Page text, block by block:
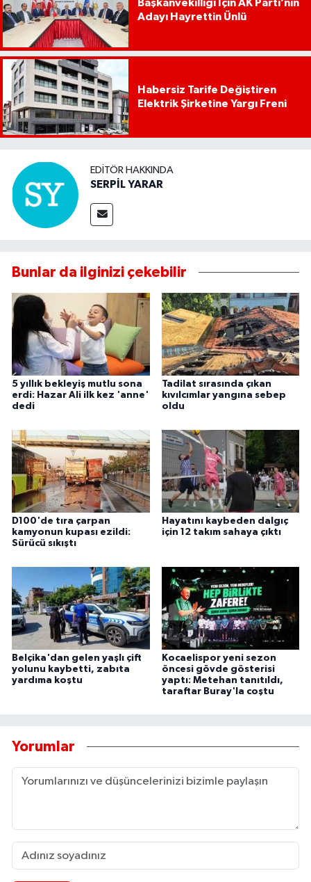
Başkanvekilliği İçin AK Parti’nin
Adayı Hayrettin Ünlü
Habersiz Tarife Değiştiren
Elektrik Şirketine Yargı Freni
EDITÖR HAKKINDA
SERPİL YARAR
Bunlar da ilginizi çekebilir
5 yıllık bekleyiş mutlu sona
erdi: Hazar Ali ilk kez 'anne'
dedi
Tadilat sırasında çıkan
kıvılcımlar yangına sebep
oldu
D100'de tıra çarpan
kamyonun kupası ezildi:
Sürücü sıkıştı
Hayatını kaybeden dalgıç
için 12 takım sahaya çıktı
Belçika'dan gelen yaşlı çift
yolunu kaybetti, zabıta
yardıma koştu
Kocaelispor yeni sezon
öncesi gövde gösterisi
yaptı: Metehan tanıtıldı,
taraftar Buray'la coştu
Yorumlar